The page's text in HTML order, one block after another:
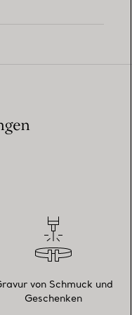
von Schmuck und
Geschenken